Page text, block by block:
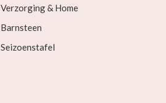
Verzorging & Home
Barnsteen
Seizoenstafel